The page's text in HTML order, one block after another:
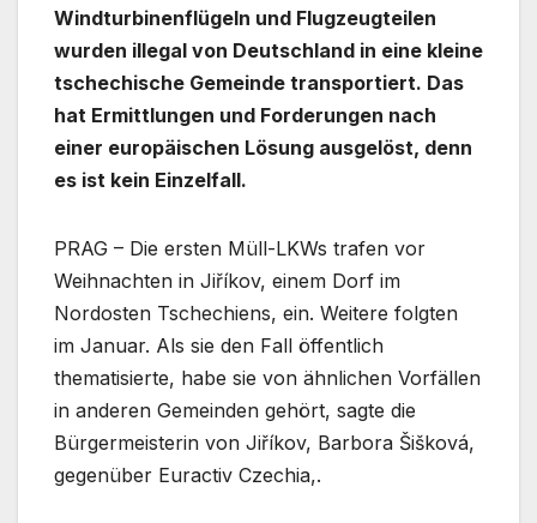
Windturbinenflügeln und Flugzeugteilen
wurden illegal von Deutschland in eine kleine
tschechische Gemeinde transportiert. Das
hat Ermittlungen und Forderungen nach
einer europäischen Lösung ausgelöst, denn
es ist kein Einzelfall.
PRAG – Die ersten Müll-LKWs trafen vor
Weihnachten in Jiříkov, einem Dorf im
Nordosten Tschechiens, ein. Weitere folgten
im Januar. Als sie den Fall öffentlich
thematisierte, habe sie von ähnlichen Vorfällen
in anderen Gemeinden gehört, sagte die
Bürgermeisterin von Jiříkov, Barbora Šišková,
gegenüber Euractiv Czechia,.